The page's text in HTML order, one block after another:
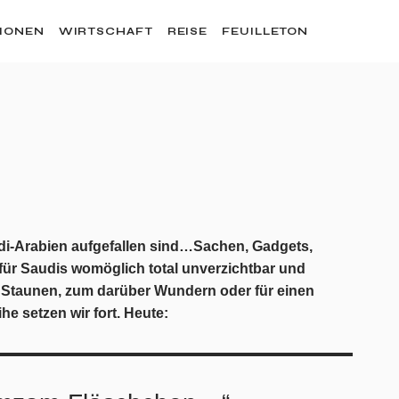
WIRTSCHAFT REISE FEUILLETON
Arabien aufgefallen sind…Sachen, Gadgets,
Saudis womöglich total unverzichtbar und
zum darüber Wundern oder für einen
setzen wir fort. Heute: